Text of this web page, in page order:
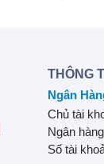
THÔNG
Ngân
Chủ tài
Ngân
Số tài